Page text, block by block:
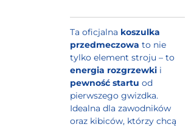
Ta oficjalna koszulka
przedmeczowa to nie
tylko element stroju – to
energia rozgrzewki i
pewność startu od
pierwszego gwizdka.
Idealna dla zawodników
oraz kibiców, którzy chcą